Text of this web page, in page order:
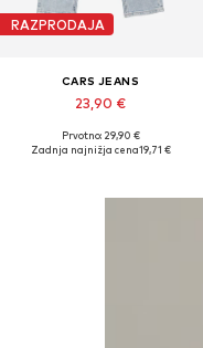
RAZPRODAJA
CARS JEANS
23,90 €
Na voljo v različnih velikostih
Prvotno: 29,90 €
Zadnja najnižja cena19,71 €